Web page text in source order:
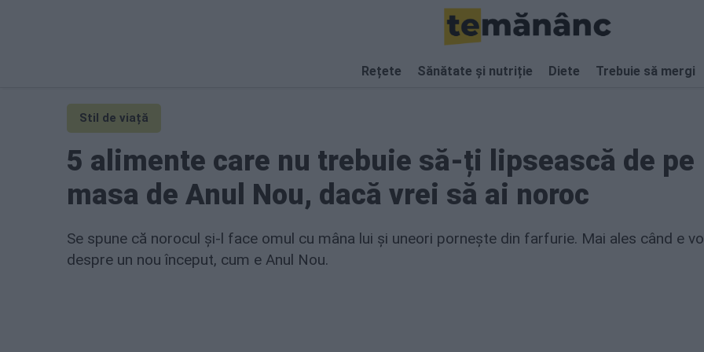
Rețete Sănătate și nutriție Diete Trebuie să mergi
Stil de viață
5 alimente care nu trebuie să-ți lipsească de pe
masa de Anul Nou, dacă vrei să ai noroc
Se spune că norocul și-l face omul cu mâna lui și uneori pornește din farfurie. Mai ales când e
despre un nou început, cum e Anul Nou.